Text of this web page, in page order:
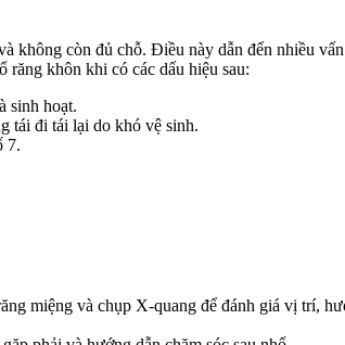
còn đủ chỗ. Điều này dẫn đến nhiều
răng khôn khi có các dấu hiệu sau:
sinh hoạt.
tái đi tái lại do khó vệ sinh.
7.
miệng và chụp X-quang để đánh giá vị trí,